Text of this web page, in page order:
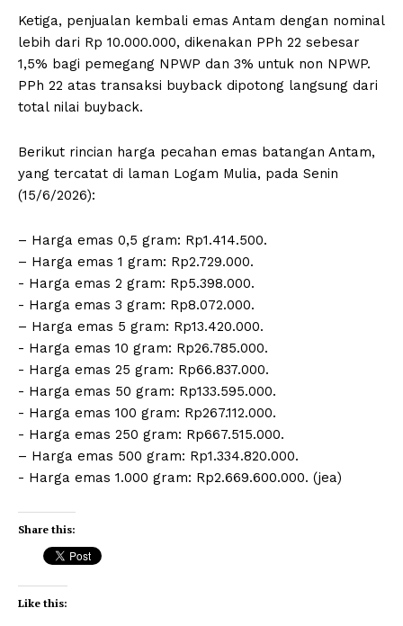
Ketiga, penjualan kembali emas Antam dengan nominal
lebih dari Rp 10.000.000, dikenakan PPh 22 sebesar
1,5% bagi pemegang NPWP dan 3% untuk non NPWP.
PPh 22 atas transaksi buyback dipotong langsung dari
total nilai buyback.
Berikut rincian harga pecahan emas batangan Antam,
yang tercatat di laman Logam Mulia, pada Senin
(15/6/2026):
– Harga emas 0,5 gram: Rp1.414.500.
– ⁠Harga emas 1 gram: Rp2.729.000.
‎- ⁠Harga emas 2 gram: Rp5.398.000.
‎- ⁠Harga emas 3 gram: Rp8.072.000.
– ⁠Harga emas 5 gram: Rp13.420.000.
‎- ⁠Harga emas 10 gram: Rp26.785.000.
‎- Harga emas 25 gram: Rp66.837.000.
‎- ⁠Harga emas 50 gram: Rp133.595.000.
‎- ⁠Harga emas 100 gram: Rp267.112.000.
‎- ⁠Harga emas 250 gram: Rp667.515.000.
– ⁠Harga emas 500 gram: Rp1.334.820.000.
‎- ⁠Harga emas 1.000 gram: Rp2.669.600.000. (jea)
Share this:
Like this: